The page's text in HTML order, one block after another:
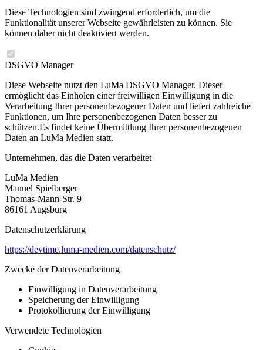
Diese Technologien sind zwingend erforderlich, um die
Funktionalität unserer Webseite gewährleisten zu können. Sie
können daher nicht deaktiviert werden.
DSGVO Manager
Diese Webseite nutzt den LuMa DSGVO Manager. Dieser
ermöglicht das Einholen einer freiwilligen Einwilligung in die
Verarbeitung Ihrer personenbezogener Daten und liefert zahlreiche
Funktionen, um Ihre personenbezogenen Daten besser zu
schützen.Es findet keine Übermittlung Ihrer personenbezogenen
Daten an LuMa Medien statt.
Unternehmen, das die Daten verarbeitet
LuMa Medien
Manuel Spielberger
Thomas-Mann-Str. 9
86161 Augsburg
Datenschutzerklärung
https://devtime.luma-medien.com/datenschutz/
Zwecke der Datenverarbeitung
Einwilligung in Datenverarbeitung
Speicherung der Einwilligung
Protokollierung der Einwilligung
Verwendete Technologien